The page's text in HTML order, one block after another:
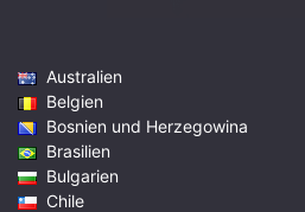
Australien
Belgien
Bosnien und Herzegowina
Brasilien
Bulgarien
Chile